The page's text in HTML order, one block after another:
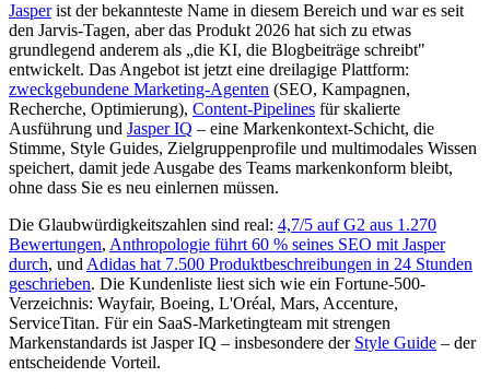
Jasperist der bekannteste Name in diesem Bereich und war es seit
den Jarvis-Tagen, aber das Produkt 2026 hat sich zu etwas
grundlegend anderem als „die KI, die Blogbeiträge schreibt"
entwickelt. Das Angebot ist jetzt eine dreilagige Plattform:
zweckgebundene Marketing-Agenten (SEO, Kampagnen,
Recherche, Optimierung), Content-Pipelines für skalierte
Ausführung und Jasper IQ – eine Markenkontext-Schicht, die
Stimme, Style Guides, Zielgruppenprofile und multimodales Wissen
speichert, damit jede Ausgabe des Teams markenkonform bleibt,
ohne dass Sie es neu einlernen müssen.
Die Glaubwürdigkeitszahlen sind real: 4,7/5 auf G2 aus 1.270
Bewertungen, Anthropologie führt 60 % seines SEO mit Jasper
durch, und Adidas hat 7.500 Produktbeschreibungen in 24 Stunden
geschrieben. Die Kundenliste liest sich wie ein Fortune-500-
Verzeichnis: Wayfair, Boeing, L'Oréal, Mars, Accenture,
ServiceTitan. Für ein SaaS-Marketingteam mit strengen
Markenstandards ist Jasper IQ – insbesondere der Style Guide – der
entscheidende Vorteil.